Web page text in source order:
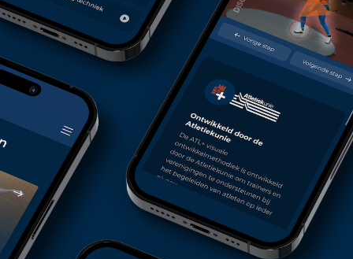
Registreer gratis